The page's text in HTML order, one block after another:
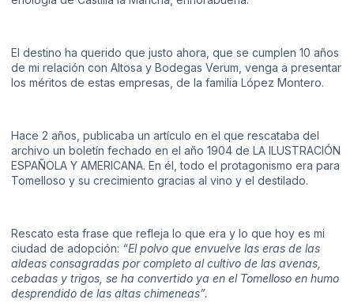
El destino ha querido que justo ahora, que se cumplen 10 años
de mi relación con Altosa y Bodegas Verum, venga a presentar
los méritos de estas empresas, de la familia López Montero.
Hace 2 años, publicaba un artículo en el que rescataba del
archivo un boletín fechado en el año 1904 de LA ILUSTRACIÓN
ESPAÑOLA Y AMERICANA. En él, todo el protagonismo era para
Tomelloso y su crecimiento gracias al vino y el destilado.
Rescato esta frase que refleja lo que era y lo que hoy es mi
ciudad de adopción: “El polvo que envuelve las eras de las
aldeas consagradas por completo al cultivo de las avenas,
cebadas y trigos, se ha convertido ya en el Tomelloso en humo
desprendido de las altas chimeneas”.